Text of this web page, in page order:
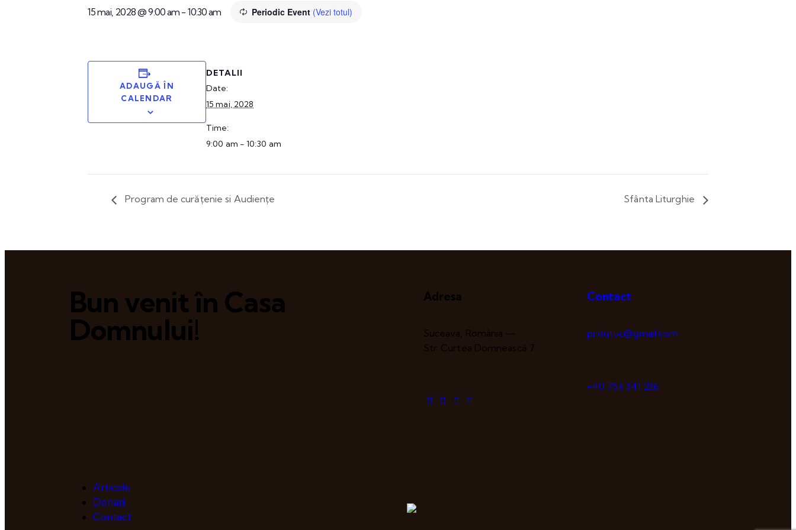
15 mai, 2028 @ 9:00 am - 10:30 am Periodic Event (Vezi totul)
ADAUGĂ ÎN
CALENDAR
DETALII
Date:
15 mai, 2028
Time:
9:00 am - 10:30 am
Program de curățenie si Audiențe Sfânta Liturghie
Bun venit în Casa
Domnului!
Adresa
Suceava, România —
Str. Curtea Domnească 7
Contact
pr.dutuc@gmail.com
+40 756 341 236
Articole
Donații
Contact